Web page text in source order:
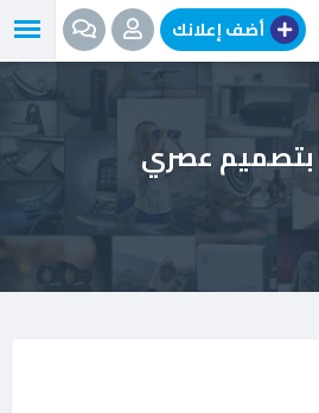
أضف إعلانك
بتصميم عصري